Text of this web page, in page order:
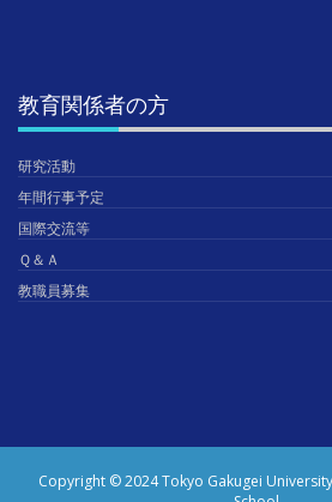
教育関係者の方
研究活動
年間行事予定
国際交流等
Ｑ＆Ａ
教職員募集
Copyright © 2024 Tokyo Gakugei